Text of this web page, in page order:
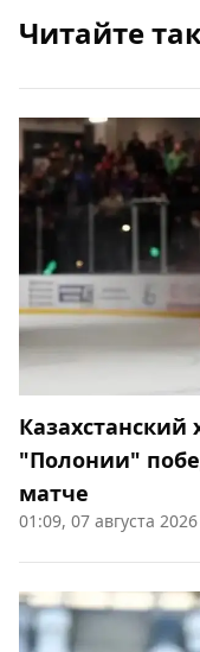
Читайте
Казахстанский
"Полонии"
матче
01:09, 07 августа 2026